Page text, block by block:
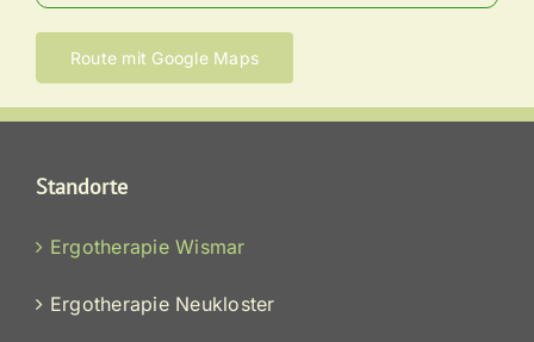
Route mit Google Maps
Standorte
Ergotherapie Wismar
Ergotherapie Neukloster